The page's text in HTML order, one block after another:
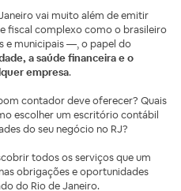
vai muito além de emitir
fiscal complexo como o brasileiro
e municipais —, o papel do
a saúde financeira e o
empresa.
contador deve oferecer? Quais
escolher um escritório contábil
do seu negócio no RJ?
todos os serviços que um
obrigações e oportunidades
do Rio de Janeiro.